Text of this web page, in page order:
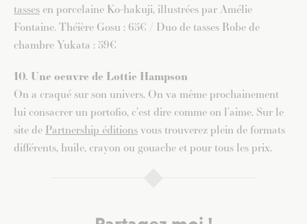
tassesen porcelaine Ko-hakuji, illustrées par Amélie
Fontaine. Théière Gosu : 65€ / Duo de tasses Robe de
chambre Yukata : 59€
10. Une oeuvre de Lottie Hampson
On a craqué sur son univers. On va même prochainement
lui consacrer un portofio, c’est dire comme on l’aime. Sur le
site de Partnership éditions vous trouverez plein de formats
différents, huile, crayon ou gouache et pour tous les prix.